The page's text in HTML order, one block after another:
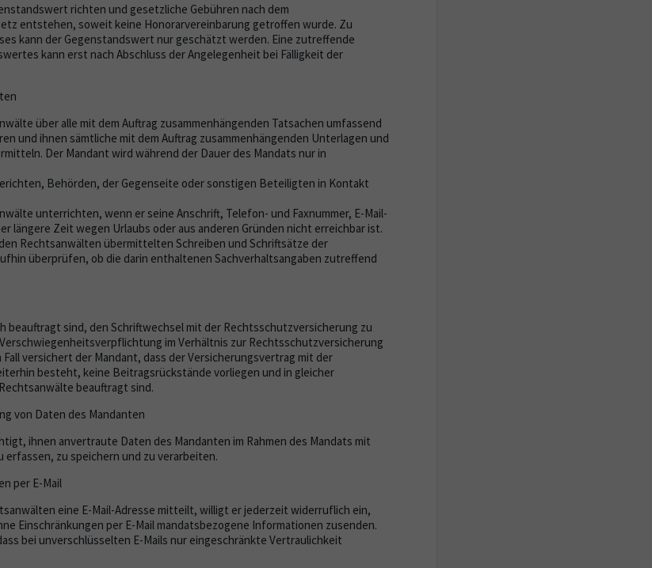
richten und gesetzliche Gebühren nach dem
entstehen, soweit keine Honorarvereinbarung getroffen wurde. Zu
kann der Gegenstandswert nur geschätzt werden. Eine zutreffende
kann erst nach Abschluss der Angelegenheit bei Fälligkeit der
über alle mit dem Auftrag zusammenhängenden Tatsachen umfassend
und ihnen sämtliche mit dem Auftrag zusammenhängenden Unterlagen und
Der Mandant wird während der Dauer des Mandats nur in
Behörden, der Gegenseite oder sonstigen Beteiligten in Kontakt
unterrichten, wenn er seine Anschrift, Telefon- und Faxnummer, E-Mail-
längere Zeit wegen Urlaubs oder aus anderen Gründen nicht erreichbar ist.
Rechtsanwälten übermittelten Schreiben und Schriftsätze der
überprüfen, ob die darin enthaltenen Sachverhaltsangaben zutreffend
beauftragt sind, den Schriftwechsel mit der Rechtsschutzversicherung zu
im Verhältnis zur Rechtsschutzversicherung
versichert der Mandant, dass der Versicherungsvertrag mit der
besteht, keine Beitragsrückstände vorliegen und in gleicher
beauftragt sind.
von Daten des Mandanten
ihnen anvertraute Daten des Mandanten im Rahmen des Mandats mit
erfassen, zu speichern und zu verarbeiten.
per E-Mail
eine E-Mail-Adresse mitteilt, willigt er jederzeit widerruflich ein,
Einschränkungen per E-Mail mandatsbezogene Informationen zusenden.
bei unverschlüsselten E-Mails nur eingeschränkte Vertraulichkeit